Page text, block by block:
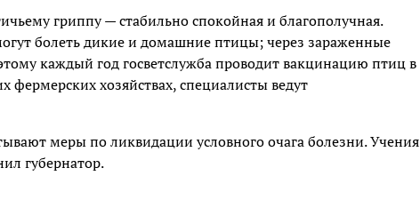
гриппу — стабильно спокойная и благополучная.
болеть дикие и домашние птицы; через зараженные
каждый год госветслужба проводит вакцинацию птиц в
фермерских хозяйствах, специалисты ведут
меры по ликвидации условного очага болезни. Учения
губернатор.